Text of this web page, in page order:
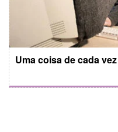
Uma coisa de cada vez